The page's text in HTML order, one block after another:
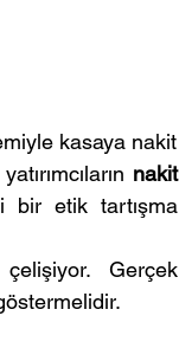
kasaya nakit
nakit
bir etik tartışma
Gerçek